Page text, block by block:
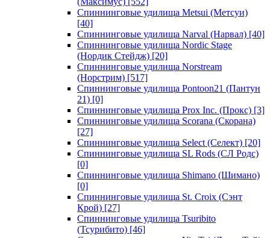
Спиннинговые удилища Metsui (Метсуи)
[40]
Спиннинговые удилища Narval (Нарвал) [40]
Спиннинговые удилища Nordic Stage
(Нордик Стейдж) [20]
Спиннинговые удилища Norstream
(Норстрим) [517]
Спиннинговые удилища Pontoon21 (Пантун
21) [0]
Спиннинговые удилища Prox Inc. (Прокс) [3]
Спиннинговые удилища Scorana (Скорана)
[27]
Спиннинговые удилища Select (Селект) [20]
Спиннинговые удилища SL Rods (СЛ Родс)
[0]
Спиннинговые удилища Shimano (Шимано)
[0]
Спиннинговые удилища St. Croix (Сэнт
Крой) [27]
Спиннинговые удилища Tsuribito
(Тсурибито) [46]